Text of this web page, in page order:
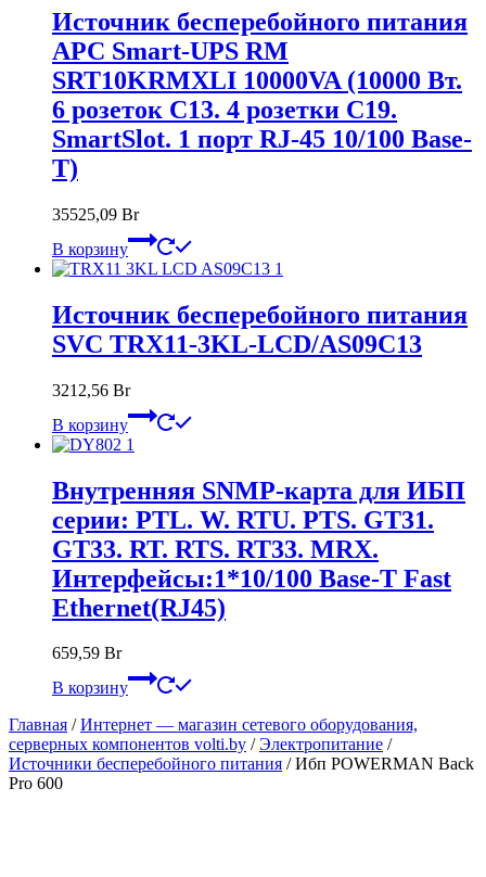
Источник бесперебойного питания
APC Smart-UPS RM
SRT10KRMXLI 10000VA (10000 Вт.
6 розеток C13. 4 розетки C19.
SmartSlot. 1 порт RJ-45 10/100 Base-
T)
35525,09 Br
В корзину
Источник бесперебойного питания
SVC TRX11-3KL-LCD/AS09C13
3212,56 Br
В корзину
Внутренняя SNMP-карта для ИБП
серии: PTL. W. RTU. PTS. GT31.
GT33. RT. RTS. RT33. MRX.
Интерфейсы:1*10/100 Base-T Fast
Ethernet(RJ45)
659,59 Br
В корзину
Главная / Интернет — магазин сетевого оборудования,
серверных компонентов volti.by / Электропитание /
Источники бесперебойного питания / Ибп POWERMAN Back
Pro 600